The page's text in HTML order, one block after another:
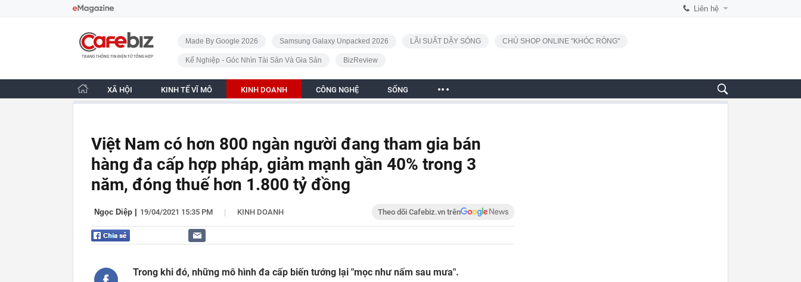
Liên hệ
CafeBiz - Trang chủ
Made By Google 2026 Samsung Galaxy Unpacked 2026 LÃI SUẤT DẬY SÓNG CHỦ SHOP ONLINE "KHÓC RÒNG"
Kế Nghiệp - Góc Nhìn Tài Sản Và Gia Sản BizReview
XÃ HỘI KINH TẾ VĨ MÔ KINH DOANH CÔNG NGHỆ SỐNG
Việt Nam có hơn 800 ngàn người đang tham gia bán
hàng đa cấp hợp pháp, giảm mạnh gần 40% trong 3
năm, đóng thuế hơn 1.800 tỷ đồng
Ngọc Diệp 19/04/2021 15:35 PM | KINH DOANH Theo dõi Cafebiz.vn trên
Trong khi đó, những mô hình đa cấp biến tướng lại "mọc như nấm sau mưa".